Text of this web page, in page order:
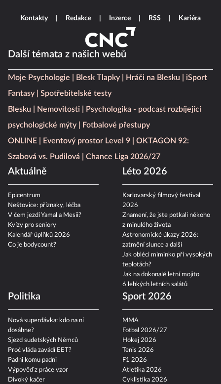
Další témata z našich webů
Moje Psychologie Blesk Tlapky Hráči na Blesku
iSport
Fantasy
Spotřebitelské testy
Blesku
Nemovitosti
Psychologika - podcast rozbíjející
psychologické mýty
Fotbalové přestupy
ONLINE
Eventový prostor Level 9
OKTAGON 92:
Szabová vs. Pudilová
Chance Liga 2026/27
Aktuálně
Epicentrum
Neštovice: příznaky, léčba
V čem jezdí Yamal a Mesii?
Kvízy pro seniory
Kalendář úplňků 2026
Co je bodycount?
Léto 2026
Karlovarský filmový festival
2026
Znamení, že jste potkali někoho
z minulého života
Astronomické úkazy 2026:
zatmění slunce a další
Jak obléci miminko při vysokých
teplotách?
Jak na dokonalé letní mojito
6 lehkých letních salátů
Politika
Nová superdávka: kdo na ní
dosáhne?
Sjezd sudetských Němců
Proč vláda zavádí EET?
Padni komu padni
Výpověď z práce vzor
Divoký kačer
Sport 2026
MMA
Fotbal 2026/27
Hokej 2026
Tenis 2026
F1 2026
Atletika 2026
Cyklistika 2026
Kontakty Redakce Inzerce RSS Kariéra